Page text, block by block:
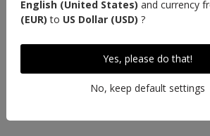
English (United States) and currency
(EUR) to US Dollar (USD) ?
Yes, please do that!
No, keep default settings